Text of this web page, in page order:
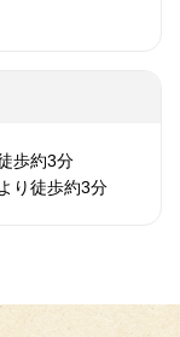
歩約3分
り徒歩約3分